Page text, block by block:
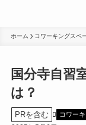
ホーム コワーキングスペ
国分寺自習
は？
PRを含む コワー